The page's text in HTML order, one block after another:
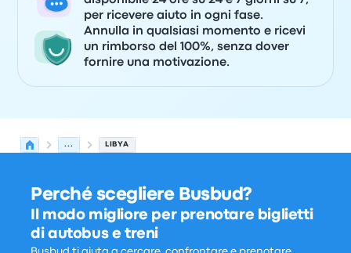
per ricevere aiuto in ogni fase.
Annulla in qualsiasi momento e ricevi
un rimborso del 100%, senza dover
fornire una motivazione.
... LIBYA
Perché scegliere Busbud?
Il modo migliore per prenotare biglietti
di autobus e treni